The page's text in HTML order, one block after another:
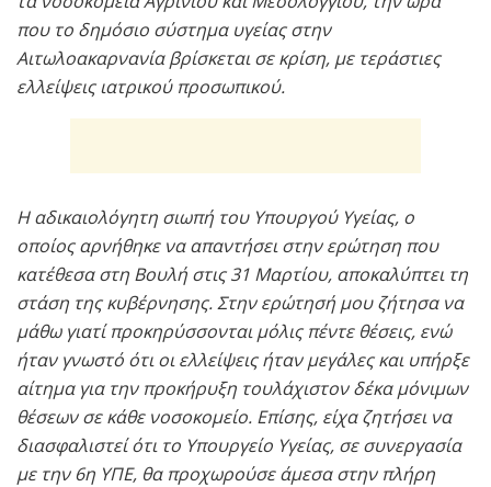
που το δημόσιο σύστημα υγείας στην
Αιτωλοακαρνανία βρίσκεται σε κρίση, με τεράστιες
ελλείψεις ιατρικού προσωπικού.
Η αδικαιολόγητη σιωπή του Υπουργού Υγείας, ο
οποίος αρνήθηκε να απαντήσει στην ερώτηση που
κατέθεσα στη Βουλή στις 31 Μαρτίου, αποκαλύπτει τη
στάση της κυβέρνησης. Στην ερώτησή μου ζήτησα να
μάθω γιατί προκηρύσσονται μόλις πέντε θέσεις, ενώ
ήταν γνωστό ότι οι ελλείψεις ήταν μεγάλες και υπήρξε
αίτημα για την προκήρυξη τουλάχιστον δέκα μόνιμων
θέσεων σε κάθε νοσοκομείο. Επίσης, είχα ζητήσει να
διασφαλιστεί ότι το Υπουργείο Υγείας, σε συνεργασία
με την 6η ΥΠΕ, θα προχωρούσε άμεσα στην πλήρη